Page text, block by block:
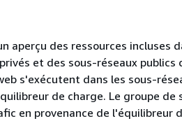
aperçu des ressources incluses
et des sous-réseaux publics
s'exécutent dans les sous-
de charge. Le groupe de
en provenance de l'équilibreur